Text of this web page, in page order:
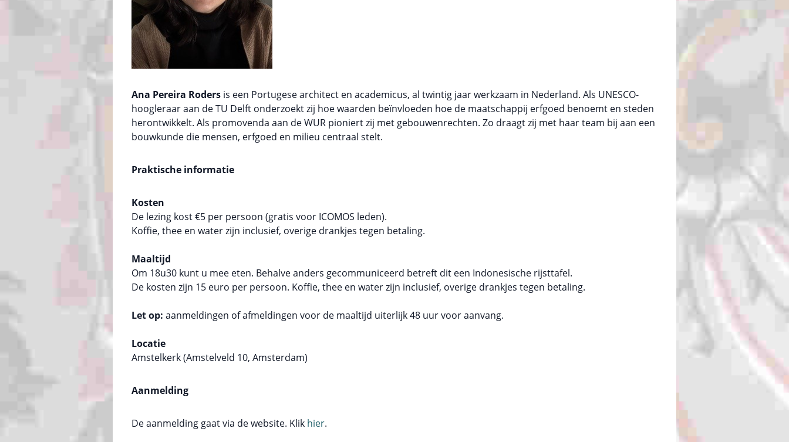
Ana Pereira Roders is een Portugese architect en academicus, al twintig jaar werkzaam in Nederland. Als UNESCO-
hoogleraar aan de TU Delft onderzoekt zij hoe waarden beïnvloeden hoe de maatschappij erfgoed benoemt en steden
herontwikkelt. Als promovenda aan de WUR pioniert zij met gebouwenrechten. Zo draagt zij met haar team bij aan een
bouwkunde die mensen, erfgoed en milieu centraal stelt.
Praktische informatie
Kosten
De lezing kost €5 per persoon (gratis voor ICOMOS leden).
Koffie, thee en water zijn inclusief, overige drankjes tegen betaling.
Maaltijd
Om 18u30 kunt u mee eten. Behalve anders gecommuniceerd betreft dit een Indonesische rijsttafel.
De kosten zijn 15 euro per persoon. Koffie, thee en water zijn inclusief, overige drankjes tegen betaling.
Let op: aanmeldingen of afmeldingen voor de maaltijd uiterlijk 48 uur voor aanvang.
Locatie
Amstelkerk (Amstelveld 10, Amsterdam)
Aanmelding
De aanmelding gaat via de website. Klik hier.